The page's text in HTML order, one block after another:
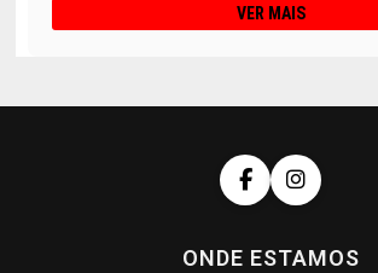
VER MAIS
ONDE ESTAMOS